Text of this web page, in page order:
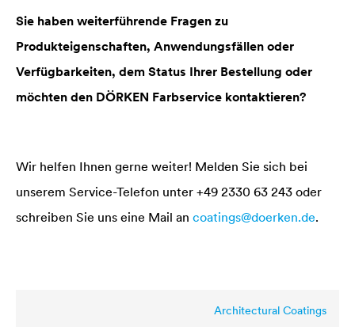
Sie haben weiterführende Fragen zu
Produkteigenschaften, Anwendungsfällen oder
Verfügbarkeiten, dem Status Ihrer Bestellung oder
möchten den DÖRKEN Farbservice kontaktieren?
Wir helfen Ihnen gerne weiter! Melden Sie sich bei
unserem Service-Telefon unter +49 2330 63 243 oder
schreiben Sie uns eine Mail an coatings@doerken.de.
Architectural Coatings